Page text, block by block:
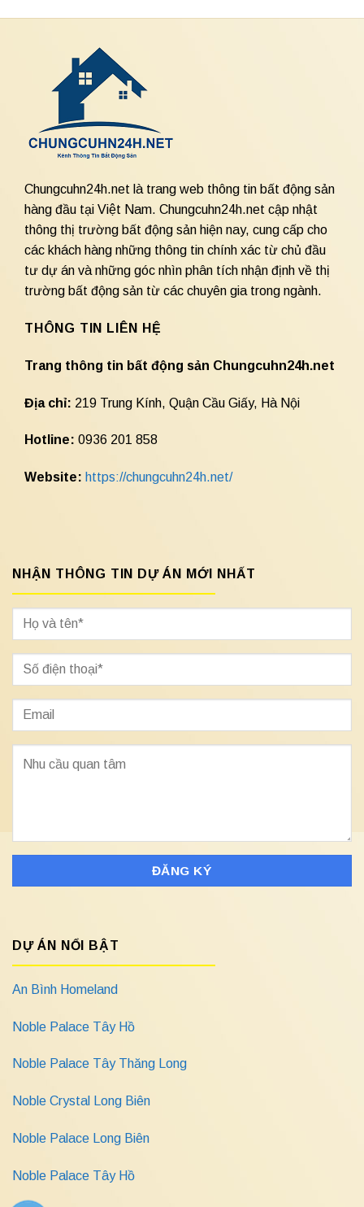
Chungcuhn24h.net là trang web thông tin bất động sản
hàng đầu tại Việt Nam. Chungcuhn24h.net cập nhật
thông thị trường bất động sản hiện nay, cung cấp cho
các khách hàng những thông tin chính xác từ chủ đầu
tư dự án và những góc nhìn phân tích nhận định về thị
trường bất động sản từ các chuyên gia trong ngành.
THÔNG TIN LIÊN HỆ
Trang thông tin bất động sản Chungcuhn24h.net
Địa chỉ: 219 Trung Kính, Quận Cầu Giấy, Hà Nội
Hotline: 0936 201 858
Website: https://chungcuhn24h.net/
NHẬN THÔNG TIN DỰ ÁN MỚI NHẤT
DỰ ÁN NỔI BẬT
An Bình Homeland
Noble Palace Tây Hồ
Noble Palace Tây Thăng Long
Noble Crystal Long Biên
Noble Palace Long Biên
Noble Palace Tây Hồ